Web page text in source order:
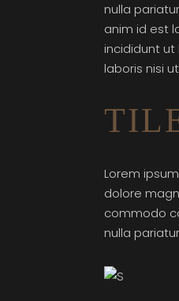
nulla
anim id est
incididunt
laboris nisi
Lorem
dolore
commodo
nulla